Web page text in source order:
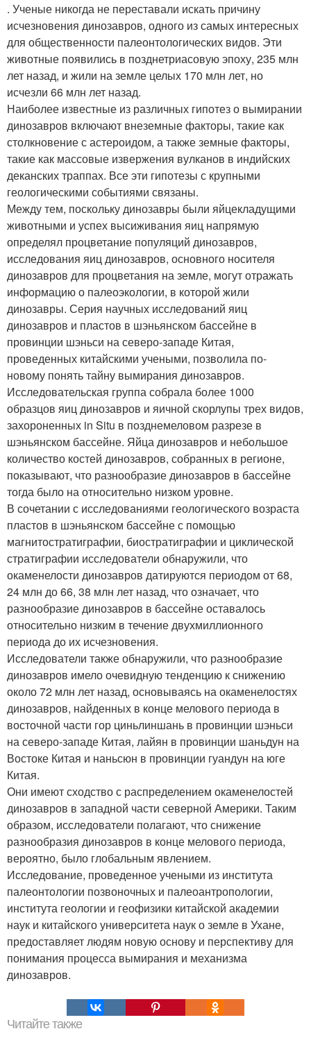
. Ученые никогда не переставали искать причину
исчезновения динозавров, одного из самых интересных
для общественности палеонтологических видов. Эти
животные появились в позднетриасовую эпоху, 235 млн
лет назад, и жили на земле целых 170 млн лет, но
исчезли 66 млн лет назад.
Наиболее известные из различных гипотез о вымирании
динозавров включают внеземные факторы, такие как
столкновение с астероидом, а также земные факторы,
такие как массовые извержения вулканов в индийских
деканских траппах. Все эти гипотезы с крупными
геологическими событиями связаны.
Между тем, поскольку динозавры были яйцекладущими
животными и успех высиживания яиц напрямую
определял процветание популяций динозавров,
исследования яиц динозавров, основного носителя
динозавров для процветания на земле, могут отражать
информацию о палеоэкологии, в которой жили
динозавры. Серия научных исследований яиц
динозавров и пластов в шэньянском бассейне в
провинции шэньси на северо-западе Китая,
проведенных китайскими учеными, позволила по-
новому понять тайну вымирания динозавров.
Исследовательская группа собрала более 1000
образцов яиц динозавров и яичной скорлупы трех видов,
захороненных in Situ в позднемеловом разрезе в
шэньянском бассейне. Яйца динозавров и небольшое
количество костей динозавров, собранных в регионе,
показывают, что разнообразие динозавров в бассейне
тогда было на относительно низком уровне.
В сочетании с исследованиями геологического возраста
пластов в шэньянском бассейне с помощью
магнитостратиграфии, биостратиграфии и циклической
стратиграфии исследователи обнаружили, что
окаменелости динозавров датируются периодом от 68,
24 млн до 66, 38 млн лет назад, что означает, что
разнообразие динозавров в бассейне оставалось
относительно низким в течение двухмиллионного
периода до их исчезновения.
Исследователи также обнаружили, что разнообразие
динозавров имело очевидную тенденцию к снижению
около 72 млн лет назад, основываясь на окаменелостях
динозавров, найденных в конце мелового периода в
восточной части гор циньлиншань в провинции шэньси
на северо-западе Китая, лайян в провинции шаньдун на
Востоке Китая и наньсюн в провинции гуандун на юге
Китая.
Они имеют сходство с распределением окаменелостей
динозавров в западной части северной Америки. Таким
образом, исследователи полагают, что снижение
разнообразия динозавров в конце мелового периода,
вероятно, было глобальным явлением.
Исследование, проведенное учеными из института
палеонтологии позвоночных и палеоантропологии,
института геологии и геофизики китайской академии
наук и китайского университета наук о земле в Ухане,
предоставляет людям новую основу и перспективу для
понимания процесса вымирания и механизма
динозавров.
Читайте также